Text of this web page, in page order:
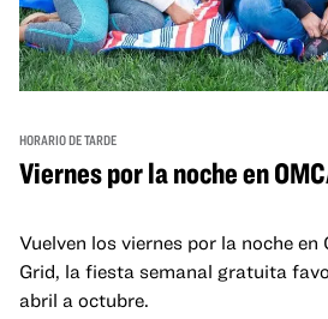
HORARIO DE TARDE
Viernes por la noche en
Vuelven los viernes por la noche
Grid, la fiesta semanal gratuita
abril a octubre.